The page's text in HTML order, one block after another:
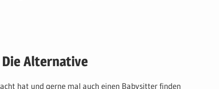
Alternative
hat und gerne mal auch einen Babysitter finden